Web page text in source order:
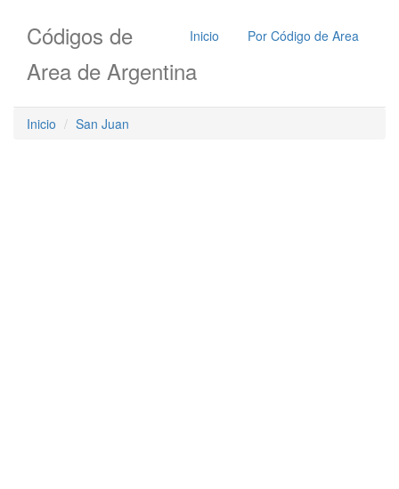
Inicio Por Código de Area
Códigos de
Area de Argentina
Inicio San Juan